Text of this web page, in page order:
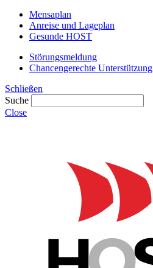
Mensaplan
Anreise und Lageplan
Gesunde HOST
Störungsmeldung
Chancengerechte Unterstützung
Schließen
Suche
Close